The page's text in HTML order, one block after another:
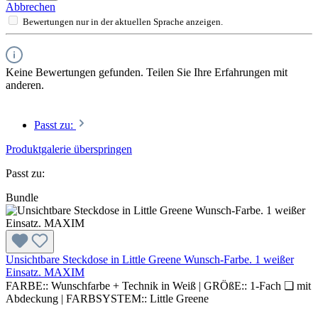
Abbrechen
Bewertungen nur in der aktuellen Sprache anzeigen.
Keine Bewertungen gefunden. Teilen Sie Ihre Erfahrungen mit
anderen.
Passt zu:
Produktgalerie überspringen
Passt zu:
Bundle
Unsichtbare Steckdose in Little Greene Wunsch-Farbe. 1 weißer
Einsatz. MAXIM
FARBE:: Wunschfarbe + Technik in Weiß | GRÖßE:: 1-Fach ❏ mit
Abdeckung | FARBSYSTEM:: Little Greene